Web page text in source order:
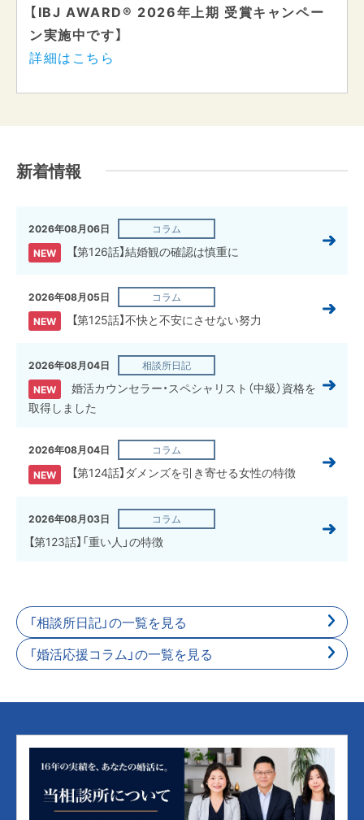
【IBJ AWARD®︎ 2026年上期 受賞キャンペー
ン実施中です】
詳細はこちら
新着情報
2026年08月06日
コラム
NEW
【第126話】結婚観の確認は慎重に
2026年08月05日
コラム
NEW
【第125話】不快と不安にさせない努力
2026年08月04日
相談所日記
NEW
婚活カウンセラー・スペシャリスト（中級）資格を
取得しました
2026年08月04日
コラム
NEW
【第124話】ダメンズを引き寄せる女性の特徴
2026年08月03日 コラム
【第123話】「重い人」の特徴
「相談所日記」の一覧を見る
「婚活応援コラム」の一覧を見る